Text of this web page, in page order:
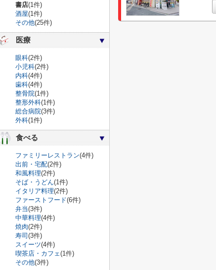
書店(1件)
酒屋(1件)
その他(25件)
医療
眼科(2件)
小児科(2件)
内科(4件)
歯科(4件)
整骨院(1件)
整形外科(1件)
総合病院(3件)
外科(1件)
食べる
ファミリーレストラン(4件)
出前・宅配(2件)
和風料理(2件)
そば・うどん(1件)
イタリア料理(2件)
ファーストフード(6件)
弁当(3件)
中華料理(4件)
焼肉(2件)
寿司 (3件)
スイーツ(4件)
喫茶店・カフェ(1件)
その他(3件)